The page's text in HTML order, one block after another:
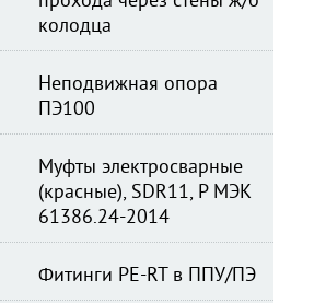
колодца
Неподвижная опора
ПЭ100
Муфты электросварные
(красные), SDR11, Р МЭК
61386.24-2014
Фитинги PE-RT в ППУ/ПЭ